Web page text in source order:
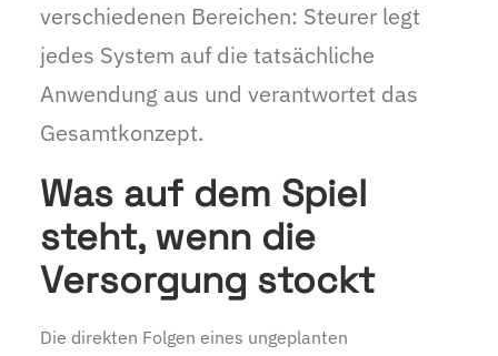
verschiedenen Bereichen: Steurer legt
jedes System auf die tatsächliche
Anwendung aus und verantwortet das
Gesamtkonzept.
Was auf dem Spiel
steht, wenn die
Versorgung stockt
Die direkten Folgen eines ungeplanten